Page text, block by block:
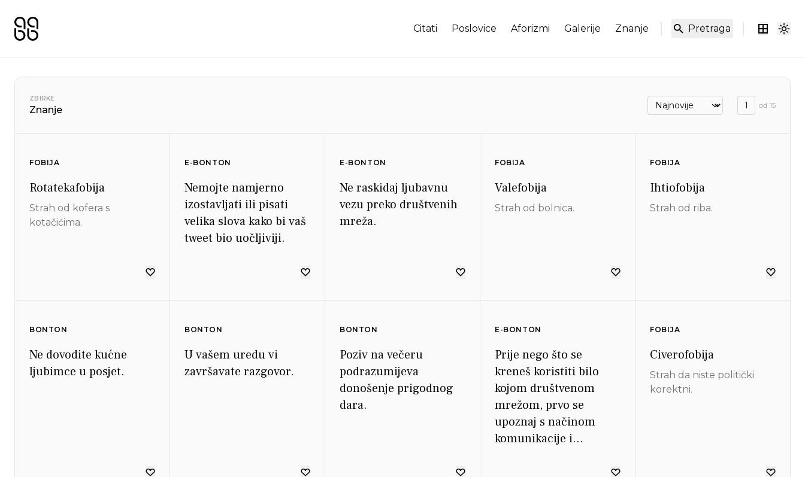
Pretraga
Citati Poslovice Aforizmi Galerije Znanje
ZBIRKE
Znanje od 15
FOBIJA
Rotatekafobija
Strah od kofera s
kotačićima.
E-BONTON
Nemojte namjerno
izostavljati ili pisati
velika slova kako bi vaš
tweet bio uočljiviji.
E-BONTON
Ne raskidaj ljubavnu
vezu preko društvenih
mreža.
FOBIJA
Valefobija
Strah od bolnica.
FOBIJA
Ihtiofobija
Strah od riba.
BONTON
Ne dovodite kućne
ljubimce u posjet.
BONTON
U vašem uredu vi
završavate razgovor.
BONTON
Poziv na večeru
podrazumijeva
donošenje prigodnog
dara.
E-BONTON
Prije nego što se
kreneš koristiti bilo
kojom društvenom
mrežom, prvo se
upoznaj s načinom
komunikacije i
FOBIJA
Civerofobija
Strah da niste politički
korektni.